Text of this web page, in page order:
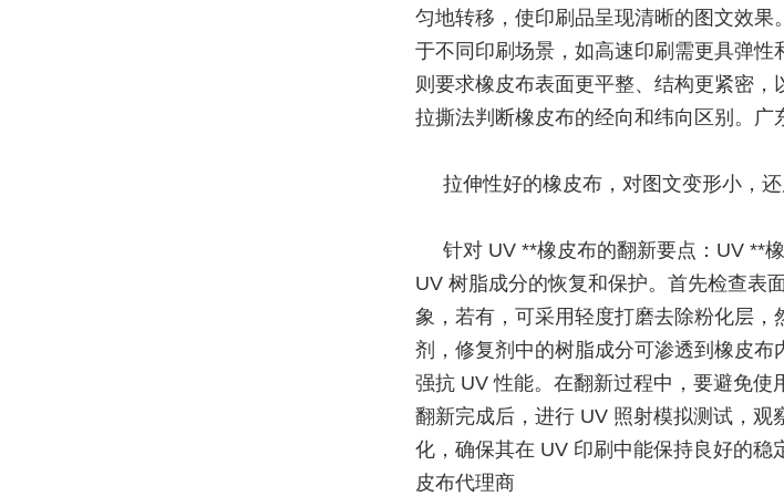
匀地转移，使印刷品呈现清晰的图文效果
于不同印刷场景，如高速印刷需更具弹性
则要求橡皮布表面更平整、结构更紧密
拉撕法判断橡皮布的经向和纬向区别。广
拉伸性好的橡皮布，对图文变形小，
针对 UV **橡皮布的翻新要点：UV **
UV 树脂成分的恢复和保护。首先检查表
象，若有，可采用轻度打磨去除粉化层，
剂，修复剂中的树脂成分可渗透到橡皮
强抗 UV 性能。在翻新过程中，要避免使
翻新完成后，进行 UV 照射模拟测试，观
化，确保其在 UV 印刷中能保持良好的稳
皮布代理商